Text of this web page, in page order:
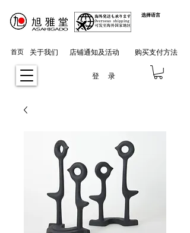
登 录
选择语言
首页 关于我们 店铺通知及活动 购买支付方法